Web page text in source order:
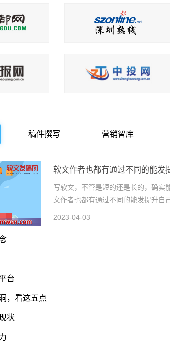
稿件撰写 营销智库
软文作者也都有通过不同的能发
写软文，不管是短的还是长的，确实
文作者也都有通过不同的能发提升自
2023-04-03
台
，看这五点
状